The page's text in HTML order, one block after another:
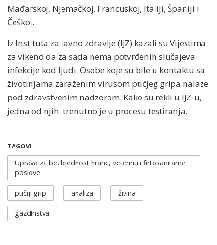
Mađarskoj, Njemačkoj, Francuskoj, Italiji, Španiji i
Češkoj.
Iz Instituta za javno zdravlje (IJZ) kazali su Vijestima
za vikend da za sada nema potvrđenih slučajeva
infekcije kod ljudi. Osobe koje su bile u kontaktu sa
životinjama zaraženim virusom ptičjeg gripa nalaze
pod zdravstvenim nadzorom. Kako su rekli u IJZ-u,
jedna od njih trenutno je u procesu testiranja.
TAGOVI
Uprava za bezbjednost hrane, veterinu i firtosanitarne
poslove
ptičiji grip analiza živina
gazdinstva